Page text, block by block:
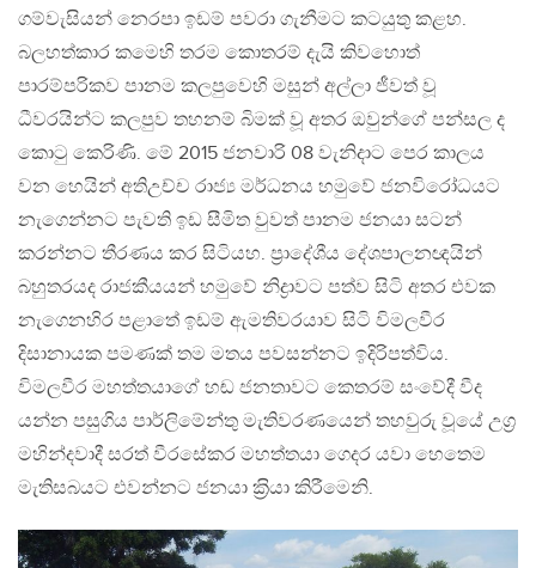
ගම්වැසියන් නෙරපා ඉඩම් පවරා ගැනීමට කටයුතු කළහ.
බලහත්කාර කමෙහි තරම කොතරම් දැයි කිවහොත්
පාරම්පරිකව පානම කලපුවෙහි මසුන් අල්ලා ජීවත් වූ
ධීවරයින්ට කලපුව තහනම් බිමක් වූ අතර ඔවුන්ගේ පන්සල ද
කොටු කෙරිණි. මේ 2015 ජනවාරි 08 වැනිදාට පෙර කාලය
වන හෙයින් අතිඋච්ච රාජ්‍ය මර්ධනය හමුවේ ජනවිරෝධයට
නැගෙන්නට පැවති ඉඩ සීමිත වුවත් පානම ජනයා සටන්
කරන්නට තීරණය කර සිටියහ. ප‍්‍රාදේශීය දේශපාලනඥයින්
බහුතරයද රාජකීයයන් හමුවේ නිද්‍රාවට පත්ව සිටි අතර එවක
නැගෙනහිර පළාතේ ඉඩම් ඇමතිවරයාව සිටි විමලවීර
දිසානායක පමණක් තම මතය පවසන්නට ඉදිරිපත්විය.
විමලවීර මහත්තයාගේ හඬ ජනතාවට කෙතරම් සංවේදී වීද
යන්න පසුගිය පාර්ලිමේන්තු මැතිවරණයෙන් තහවුරු වූයේ උග‍්‍ර
මහින්දවාදී සරත් වීරසේකර මහත්තයා ගෙදර යවා හෙතෙම
මැතිසබයට එවන්නට ජනයා ක‍්‍රියා කිරීමෙනි.